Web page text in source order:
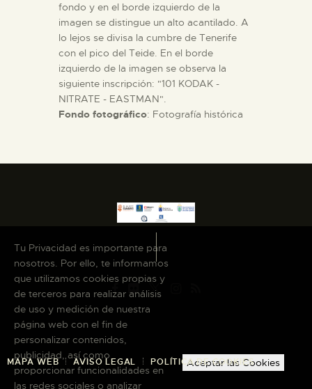
fondo y en el borde izquierdo de la
imagen se distingue un alto acantilado. A
lo lejos se divisa la cumbre de Tenerife
con el pico del Teide. En el borde
izquierdo de la imagen se observa la
siguiente inscripción: "101 KODAK -
NITRATE - EASTMAN".
Fondo fotográfico: Fotografía histórica
MAPA WEB AVISO LEGAL POLÍTICA DE COOKIES
Tu Privacidad es importante para
nosotros. Por ello, te informamos
que utilizamos cookies propias y
de terceros para realizar análisis
de uso y medición de nuestra
página web con el fin de
personalizar contenidos,
publicidad, así como
proporcionar funcionalidades en
las redes sociales o analizar
Aceptar las Cookies